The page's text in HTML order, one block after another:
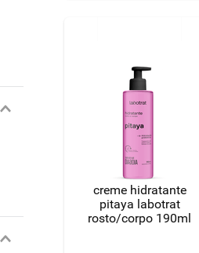
creme hidratante
pitaya labotrat
rosto/corpo 190ml